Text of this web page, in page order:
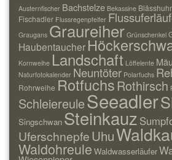
Austernfischer Bachstelze Bekassine
Fischadler Flussregenpfeifer
Graugans Graureiher Grünschenkel
Haubentaucher
Kornweihe Landschaft Löffelente
Naturfotokalender Neuntöter Polarfuchs
Rohrweihe Rotfuchs Rothirsch
SchleiereuleSeeadler
Singschwan Steinkauz
UferschnepfeUhu
Waldohreule Waldwasserläufer